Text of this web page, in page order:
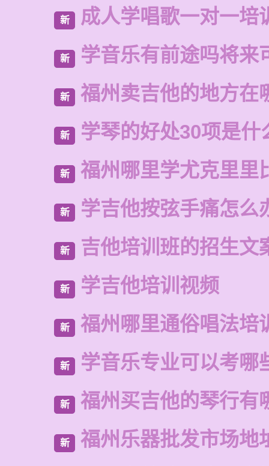
新 成人学唱歌一对一培
新 学音乐有前途吗将来
新 福州卖吉他的地方在
新 学琴的好处30项是什
新 福州哪里学尤克里里
新 学吉他按弦手痛怎么
新 吉他培训班的招生文
新 学吉他培训视频
新 福州哪里通俗唱法培
新 学音乐专业可以考哪
新 福州买吉他的琴行有
新 福州乐器批发市场地